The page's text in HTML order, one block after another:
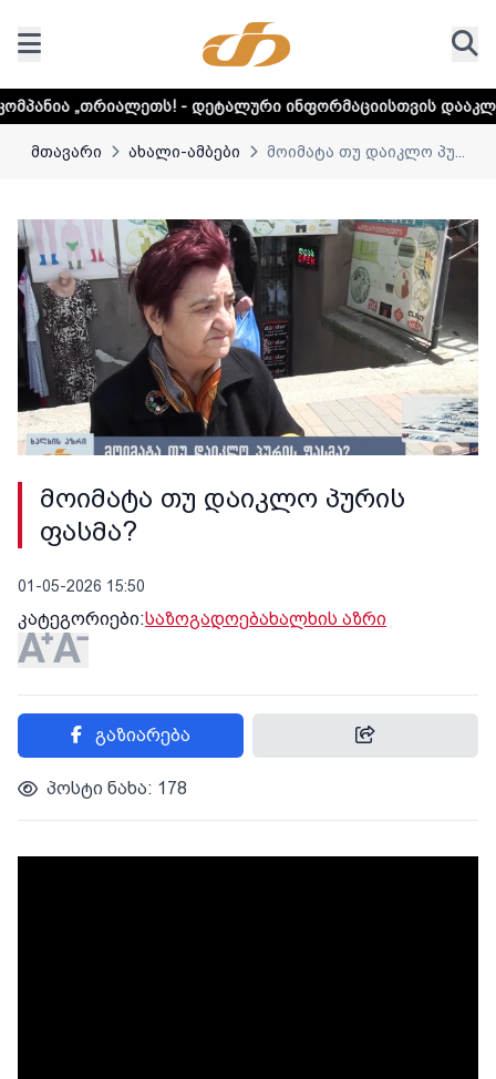
- დეტალური ინფორმაციისთვის დააკლიკეთ ლინკს
მთავარი ახალი-ამბები მოიმატა თუ დაიკლო პუ...
მოიმატა თუ დაიკლო პურის
ფასმა?
01-05-2026 15:50
კატეგორიები:საზოგადოებახალხის აზრი
გაზიარება
პოსტი ნახა: 178